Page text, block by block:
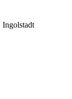
Ingolstadt